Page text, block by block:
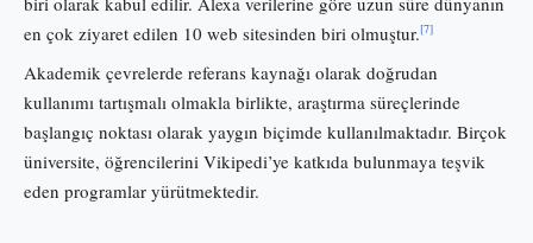
en çok ziyaret edilen 10 web sitesinden biri olmuştur.[7]
Akademik çevrelerde referans kaynağı olarak doğrudan
kullanımı tartışmalı olmakla birlikte, araştırma süreçlerinde
başlangıç noktası olarak yaygın biçimde kullanılmaktadır. Birçok
üniversite, öğrencilerini Vikipedi’ye katkıda bulunmaya teşvik
eden programlar yürütmektedir.